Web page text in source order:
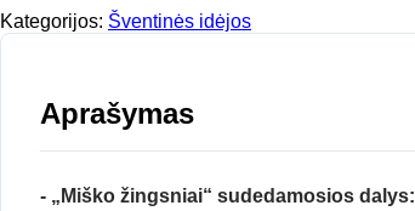
Kategorijos: Šventinės idėjos
Aprašymas
- „Miško žingsniai“ sudedamosios dalys: